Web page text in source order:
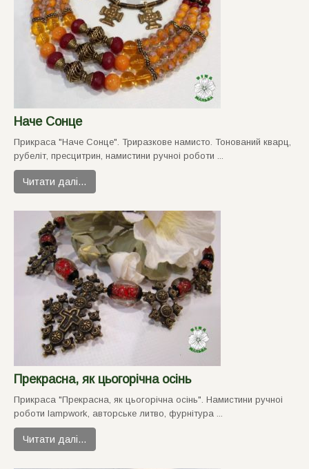
Наче Сонце
Прикраса "Наче Сонце". Триразкове намисто. Тонований кварц,
рубелiт, пресцитрин, намистини ручноi роботи ...
Читати далі…
Прекрасна, як цьогорiчна осiнь
Прикраса "Прекрасна, як цьогорiчна осiнь". Намистини ручноi
роботи lampwork, авторське литво, фурнiтура ...
Читати далі…